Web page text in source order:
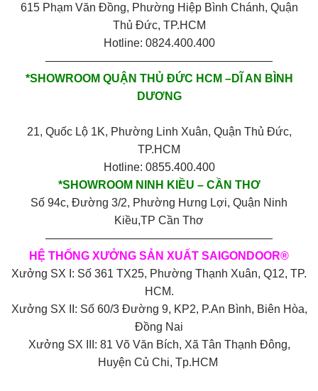
615 Phạm Văn Đồng, Phường Hiệp Bình Chánh, Quận
Thủ Đức, TP.HCM
Hotline: 0824.400.400
————————————————————
*SHOWROOM QUẬN THỦ ĐỨC HCM –DĨ AN BÌNH
DƯƠNG
21, Quốc Lộ 1K, Phường Linh Xuân, Quận Thủ Đức,
TP.HCM
Hotline: 0855.400.400
*SHOWROOM NINH KIỀU – CẦN THƠ
Số 94c, Đường 3/2, Phường Hưng Lợi, Quận Ninh
Kiều,TP Cần Thơ
————————————————————
HỆ THỐNG XƯỞNG SẢN XUẤT SAIGONDOOR®
Xưởng SX I: Số 361 TX25, Phường Thạnh Xuân, Q12, TP.
HCM.
Xưởng SX II: Số 60/3 Đường 9, KP2, P.An Bình, Biên Hòa,
Đồng Nai
Xưởng SX III: 81 Võ Văn Bích, Xã Tân Thạnh Đông,
Huyện Củ Chi, Tp.HCM